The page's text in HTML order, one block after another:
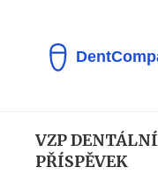
VZP DENTÁLNÍ
PŘÍSPĚVEK